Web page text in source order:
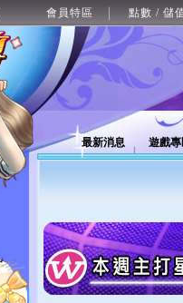
會員特區 點數 / 儲
最新消息 遊戲